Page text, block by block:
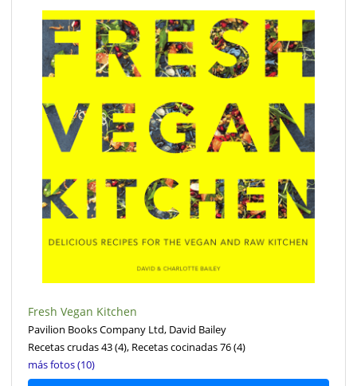
Fresh Vegan Kitchen
Pavilion Books Company Ltd, David Bailey
Recetas crudas 43(4), Recetas cocinadas 76(4)
más fotos (10)